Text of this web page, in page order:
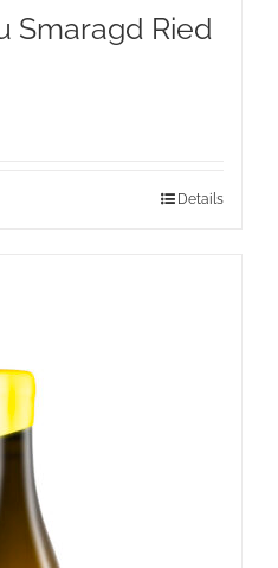
Smaragd Ried
Details